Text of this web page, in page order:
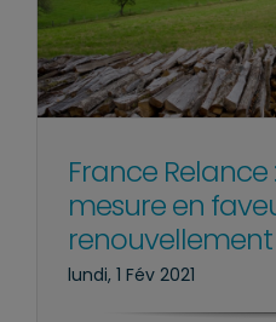
France Relance
mesure en
lundi, 1 Fév 2021